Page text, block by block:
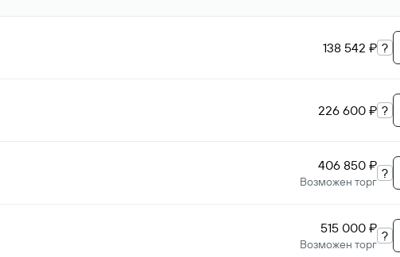
138 542 ₽ ?
226 600 ₽ ?
406 850 ₽
Возможен торг
?
515 000 ₽
Возможен торг
?